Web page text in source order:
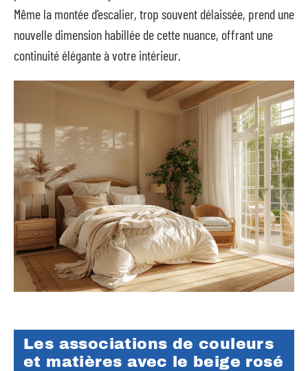
Même la montée d’escalier, trop souvent délaissée, prend une
nouvelle dimension habillée de cette nuance, offrant une
continuité élégante à votre intérieur.
Les associations de couleurs
et matières avec le beige rosé